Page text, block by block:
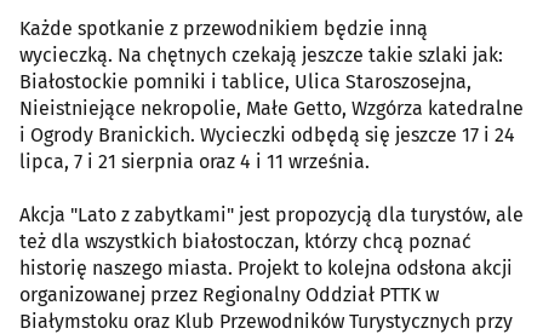
Każde spotkanie z przewodnikiem będzie inną
wycieczką. Na chętnych czekają jeszcze takie szlaki jak:
Białostockie pomniki i tablice, Ulica Staroszosejna,
Nieistniejące nekropolie, Małe Getto, Wzgórza katedralne
i Ogrody Branickich. Wycieczki odbędą się jeszcze 17 i 24
lipca, 7 i 21 sierpnia oraz 4 i 11 września.
Akcja "Lato z zabytkami" jest propozycją dla turystów, ale
też dla wszystkich białostoczan, którzy chcą poznać
historię naszego miasta. Projekt to kolejna odsłona akcji
organizowanej przez Regionalny Oddział PTTK w
Białymstoku oraz Klub Przewodników Turystycznych przy